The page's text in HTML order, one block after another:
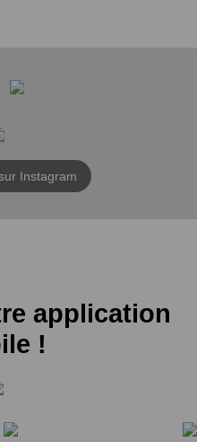
Instagram
application
!